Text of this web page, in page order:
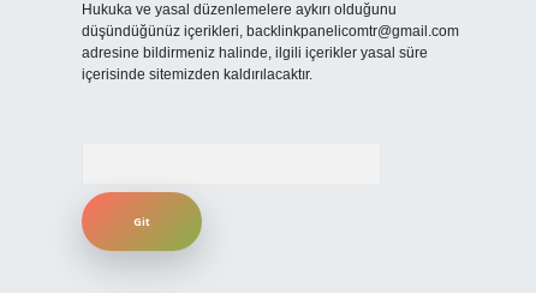
Hukuka ve yasal düzenlemelere aykırı olduğunu
düşündüğünüz içerikleri, backlinkpanelicomtr@gmail.com
adresine bildirmeniz halinde, ilgili içerikler yasal süre
içerisinde sitemizden kaldırılacaktır.